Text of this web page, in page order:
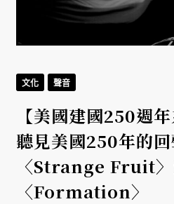
文化 聲音
【美國建國250週
聽見美國250年的
〈Strange Fruit
〈Formation〉